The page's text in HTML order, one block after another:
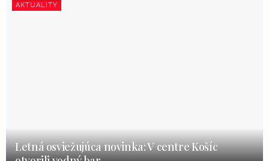
AKTUALITY
Letná osviežujúca novinka: V centre Košíc